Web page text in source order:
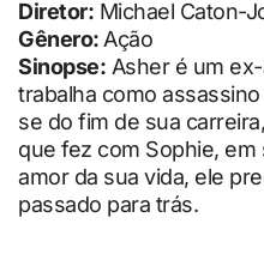
Diretor: Michael Caton-
Gênero: Ação
Sinopse: Asher é um
trabalha como
se do fim de sua
que fez com Sophie,
amor da sua vida, ele
passado para trás.